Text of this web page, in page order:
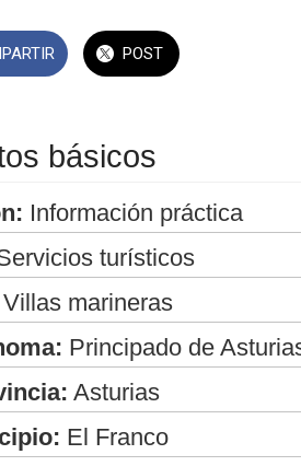
POST
básicos
Información práctica
turísticos
Villas marineras
Principado de
Asturias
El Franco